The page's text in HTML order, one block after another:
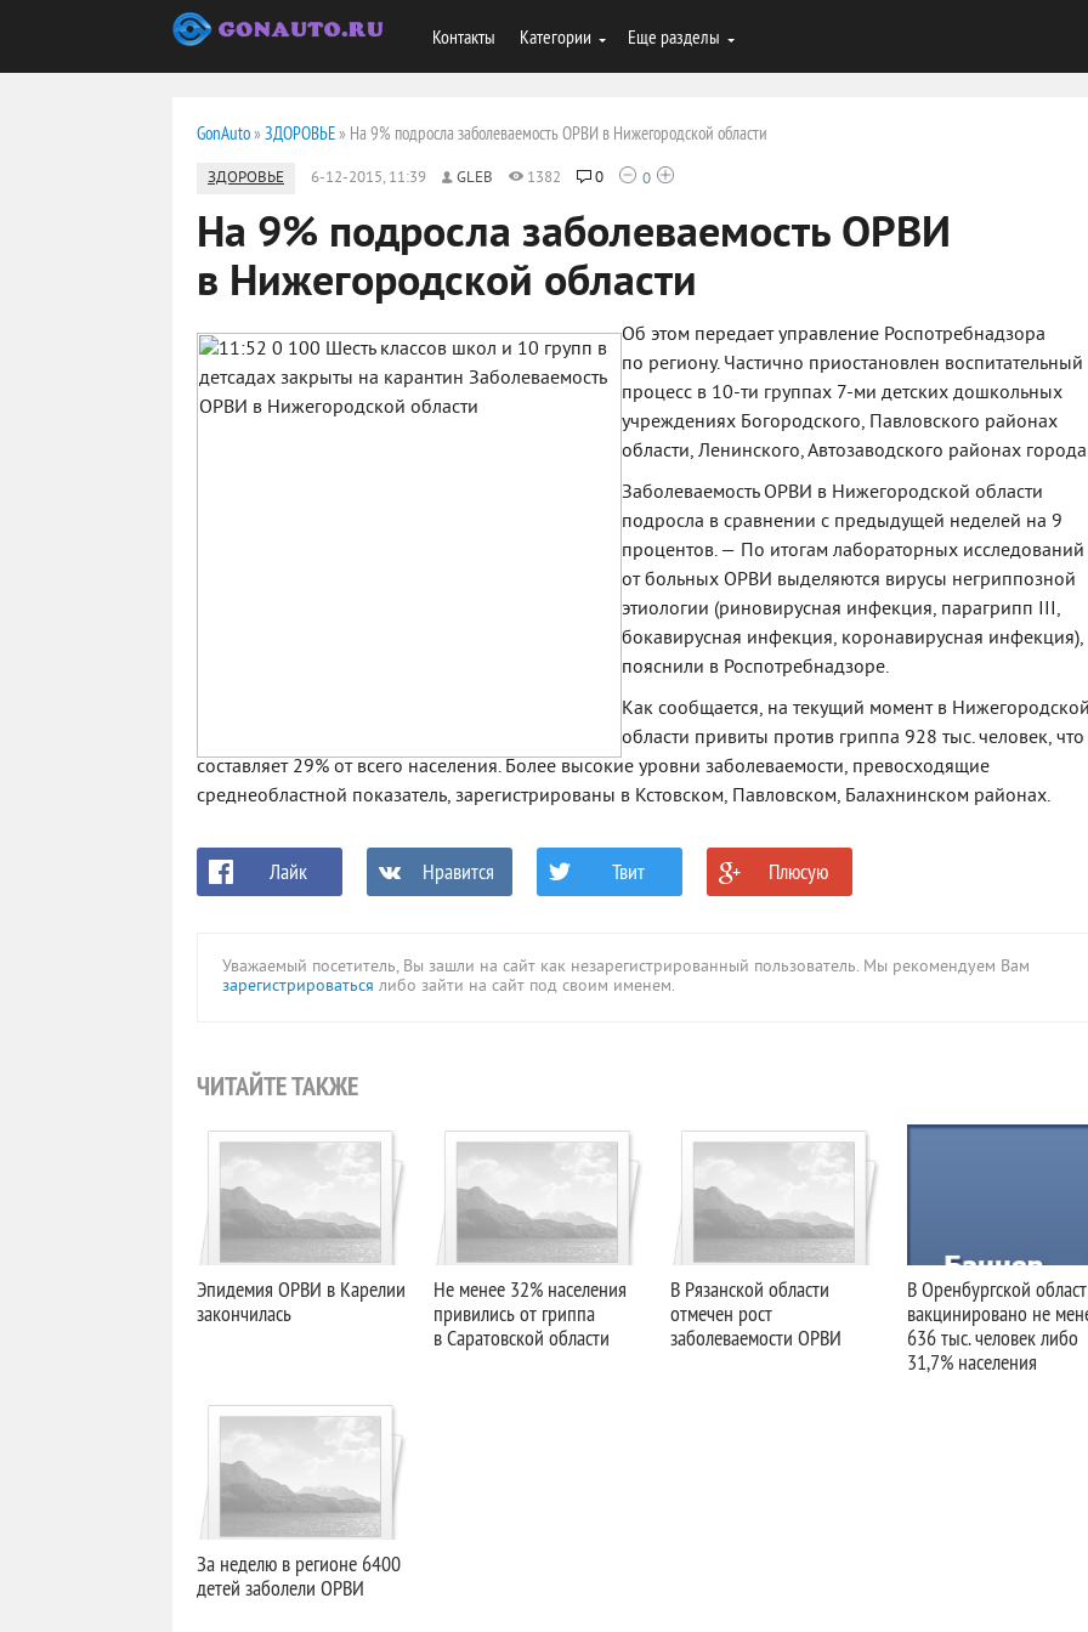
Контакты Категории Еще разделы
GonAuto» ЗДОРОВЬЕ» На 9% подросла заболеваемость ОРВИ в Нижегородской области
ЗДОРОВЬЕ 6-12-2015, 11:39 GLEB 1382 0 0
На 9% подросла заболеваемость ОРВИ
в Нижегородской области
Об этом передает управление Роспотребнадзора
по региону. Частично приостановлен воспитательный
процесс в 10-ти группах 7-ми детских дошкольных
учреждениях Богородского, Павловского районах
области, Ленинского, Автозаводского районах
Заболеваемость ОРВИ в Нижегородской области
подросла в сравнении с предыдущей неделей на 9
процентов. — По итогам лабораторных исследований
от больных ОРВИ выделяются вирусы негриппозной
этиологии (риновирусная инфекция, парагрипп III,
бокавирусная инфекция, коронавирусная
пояснили в Роспотребнадзоре.
Как сообщается, на текущий момент в
области привиты против гриппа 928 тыс. человек, что
составляет 29% от всего населения. Более высокие уровни заболеваемости, превосходящие
среднеобластной показатель, зарегистрированы в Кстовском, Павловском, Балахнинском районах.
Лайк Нравится Твит Плюсую
Уважаемый посетитель, Вы зашли на сайт как незарегистрированный пользователь. Мы рекомендуем Вам
зарегистрироваться либо зайти на сайт под своим именем.
ЧИТАЙТЕ ТАКЖЕ
Эпидемия ОРВИ в Карелии
закончилась
Не менее 32% населения
привились от гриппа
в Саратовской области
В Рязанской области
отмечен рост
заболеваемости ОРВИ
В Оренбургской
вакцинировано не
636 тыс. человек либо
31,7% населения
За неделю в регионе 6400
детей заболели ОРВИ